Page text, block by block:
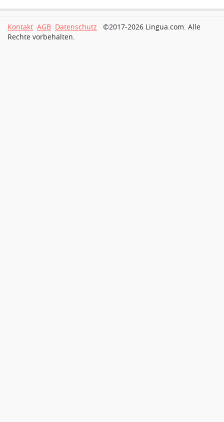
Kontakt AGB Datenschutz
©2017-2026 Lingua.com. Alle
Rechte vorbehalten.